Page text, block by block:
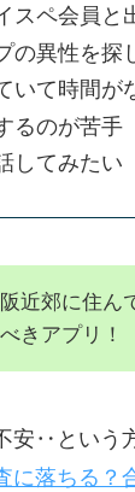
スペ会員と
の異性を探
いて時間が
るのが苦手
してみたい
近郊に住ん
きアプリ！
安‥という
に落ちる？